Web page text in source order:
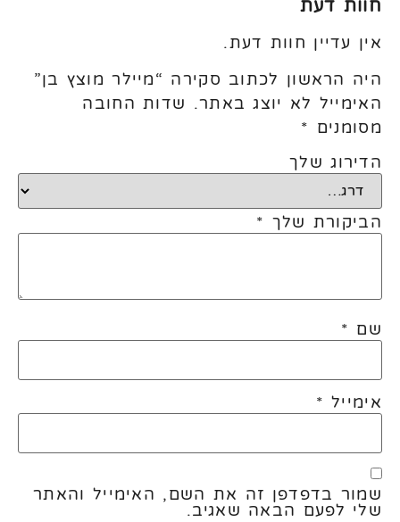
חוות דעת
אין עדיין חוות דעת.
היה הראשון לכתוב סקירה “מיילר מוצץ בן”
האימייל לא יוצג באתר. שדות החובה
מסומנים *
הדירוג שלך
הביקורת שלך *
שם *
אימייל *
שמור בדפדפן זה את השם, האימייל והאתר
שלי לפעם הבאה שאגיב.